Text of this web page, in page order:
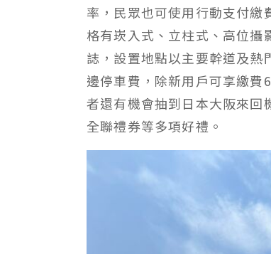
率，民眾也可使用行動支付繳
格有崁入式、立柱式、高位
誌，設置地點以主要幹道及
邊停車費，除新用戶可享繳費6
者還有機會抽到日本大阪來回
全聯禮券等多項好禮。